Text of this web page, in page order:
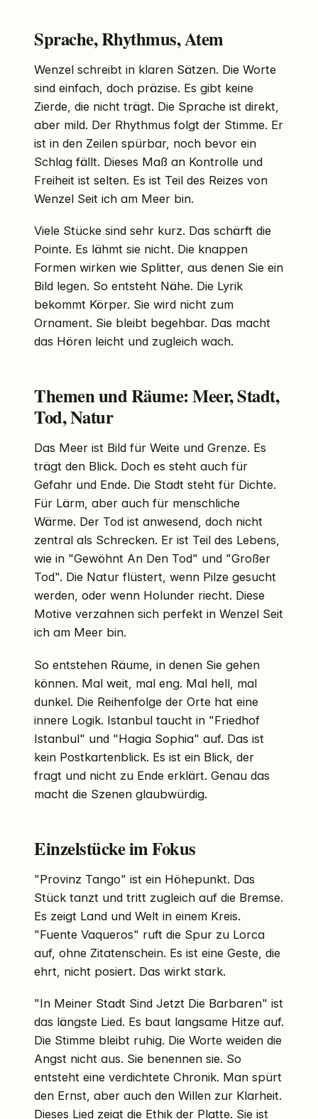
Sprache, Rhythmus, Atem
Wenzel schreibt in klaren Sätzen. Die Worte
sind einfach, doch präzise. Es gibt keine
Zierde, die nicht trägt. Die Sprache ist direkt,
aber mild. Der Rhythmus folgt der Stimme. Er
ist in den Zeilen spürbar, noch bevor ein
Schlag fällt. Dieses Maß an Kontrolle und
Freiheit ist selten. Es ist Teil des Reizes von
Wenzel Seit ich am Meer bin.
Viele Stücke sind sehr kurz. Das schärft die
Pointe. Es lähmt sie nicht. Die knappen
Formen wirken wie Splitter, aus denen Sie ein
Bild legen. So entsteht Nähe. Die Lyrik
bekommt Körper. Sie wird nicht zum
Ornament. Sie bleibt begehbar. Das macht
das Hören leicht und zugleich wach.
Themen und Räume: Meer, Stadt,
Tod, Natur
Das Meer ist Bild für Weite und Grenze. Es
trägt den Blick. Doch es steht auch für
Gefahr und Ende. Die Stadt steht für Dichte.
Für Lärm, aber auch für menschliche
Wärme. Der Tod ist anwesend, doch nicht
zentral als Schrecken. Er ist Teil des Lebens,
wie in "Gewöhnt An Den Tod" und "Großer
Tod". Die Natur flüstert, wenn Pilze gesucht
werden, oder wenn Holunder riecht. Diese
Motive verzahnen sich perfekt in Wenzel Seit
ich am Meer bin.
So entstehen Räume, in denen Sie gehen
können. Mal weit, mal eng. Mal hell, mal
dunkel. Die Reihenfolge der Orte hat eine
innere Logik. Istanbul taucht in "Friedhof
Istanbul" und "Hagia Sophia" auf. Das ist
kein Postkartenblick. Es ist ein Blick, der
fragt und nicht zu Ende erklärt. Genau das
macht die Szenen glaubwürdig.
Einzelstücke im Fokus
"Provinz Tango" ist ein Höhepunkt. Das
Stück tanzt und tritt zugleich auf die Bremse.
Es zeigt Land und Welt in einem Kreis.
"Fuente Vaqueros" ruft die Spur zu Lorca
auf, ohne Zitatenschein. Es ist eine Geste, die
ehrt, nicht posiert. Das wirkt stark.
"In Meiner Stadt Sind Jetzt Die Barbaren" ist
das längste Lied. Es baut langsame Hitze auf.
Die Stimme bleibt ruhig. Die Worte weiden die
Angst nicht aus. Sie benennen sie. So
entsteht eine verdichtete Chronik. Man spürt
den Ernst, aber auch den Willen zur Klarheit.
Dieses Lied zeigt die Ethik der Platte. Sie ist